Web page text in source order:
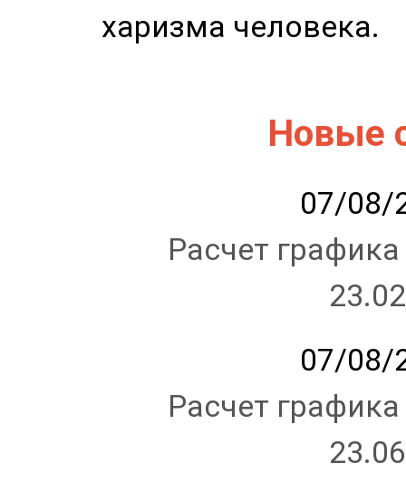
харизма человека.
Новые
07/08/
Расчет
07/08/
Расчет